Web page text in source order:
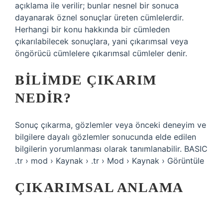
açıklama ile verilir; bunlar nesnel bir sonuca
dayanarak öznel sonuçlar üreten cümlelerdir.
Herhangi bir konu hakkında bir cümleden
çıkarılabilecek sonuçlara, yani çıkarımsal veya
öngörücü cümlelere çıkarımsal cümleler denir.
BILIMDE ÇIKARIM
NEDIR?
Sonuç çıkarma, gözlemler veya önceki deneyim ve
bilgilere dayalı gözlemler sonucunda elde edilen
bilgilerin yorumlanması olarak tanımlanabilir. BASIC
.tr › mod › Kaynak › .tr › Mod › Kaynak › Görüntüle
ÇIKARIMSAL ANLAMA